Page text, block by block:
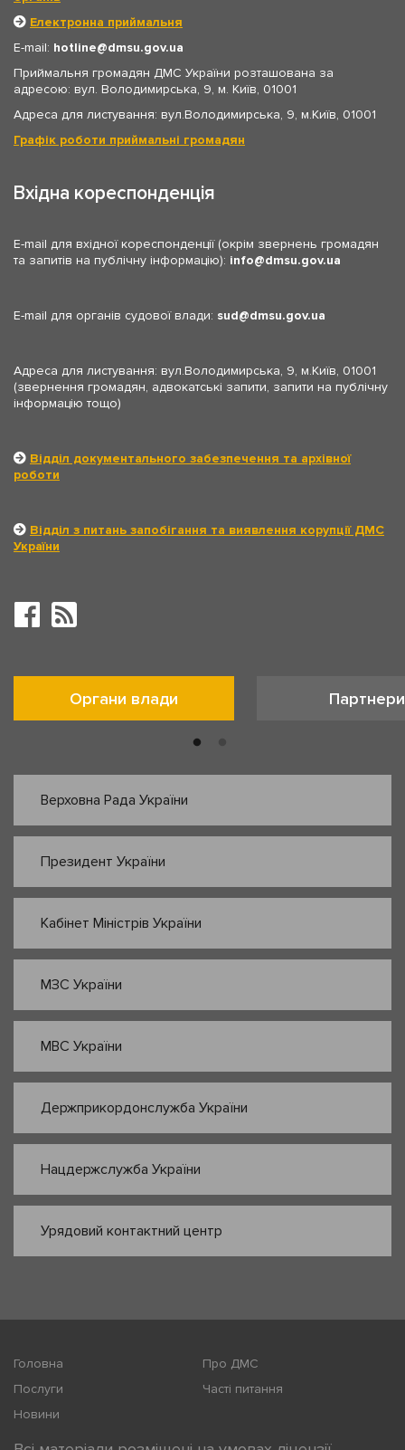
Електронна приймальня
E-mail: hotline
dmsu.gov.ua
Приймальня громадян ДМС України розташована за
адресою: вул. Володимирська, 9, м. Київ, 01001
Адреса для листування: вул.Володимирська, 9, м.Київ, 01001
Графік роботи приймальні громадян
Вхідна кореспонденція
E-mail для вхідної кореспонденції (окрім звернень громадян
та запитів на публічну інформацію): info dmsu.gov.ua
E-mail для органів судової влади: sud dmsu.gov.ua
Адреса для листування: вул.Володимирська, 9, м.Київ, 01001
(звернення громадян, адвокатські запити, запити на публічну
інформацію тощо)
Відділ документального забезпечення та архівної
роботи
Відділ з питань запобігання та виявлення корупції ДМС
України
Органи влади Партнери
Верховна Рада України
Президент України
Кабінет Міністрів України
МЗС України
МВС України
Держприкордонслужба України
Нацдержслужба України
Урядовий контактний центр
Головна
Про ДМС
Послуги
Часті питання
Новини